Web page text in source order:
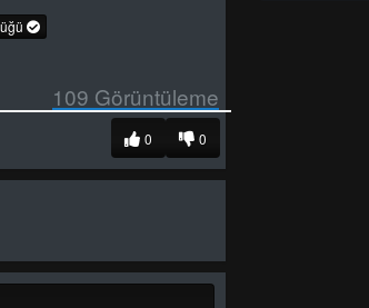
109 Görüntüleme
0
0